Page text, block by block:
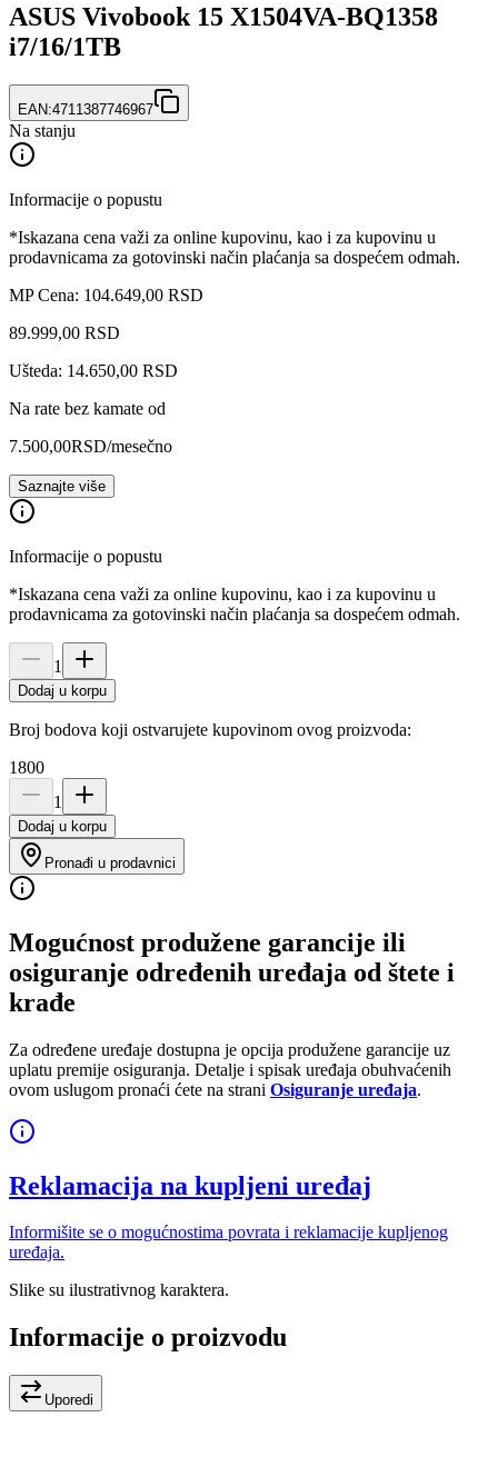
ASUS Vivobook 15 X1504VA-BQ1358
i7/16/1TB
EAN:4711387746967
Na stanju
Informacije o popustu
*Iskazana cena važi za online kupovinu, kao i za kupovinu u
prodavnicama za gotovinski način plaćanja sa dospećem odmah.
MP Cena: 104.649,00 RSD
89.999,00 RSD
Ušteda: 14.650,00 RSD
Na rate bez kamate od
7.500,00RSD/mesečno
Saznajte više
Informacije o popustu
*Iskazana cena važi za online kupovinu, kao i za kupovinu u
prodavnicama za gotovinski način plaćanja sa dospećem odmah.
1
Dodaj u korpu
Broj bodova koji ostvarujete kupovinom ovog proizvoda:
1800
1
Dodaj u korpu
Pronađi u prodavnici
Mogućnost produžene garancije ili
osiguranje određenih uređaja od štete i
krađe
Za određene uređaje dostupna je opcija produžene garancije uz
uplatu premije osiguranja. Detalje i spisak uređaja obuhvaćenih
ovom uslugom pronaći ćete na strani Osiguranje uređaja.
Reklamacija na kupljeni uređaj
Informišite se o mogućnostima povrata i reklamacije kupljenog
uređaja.
Slike su ilustrativnog karaktera.
Informacije o proizvodu
Uporedi